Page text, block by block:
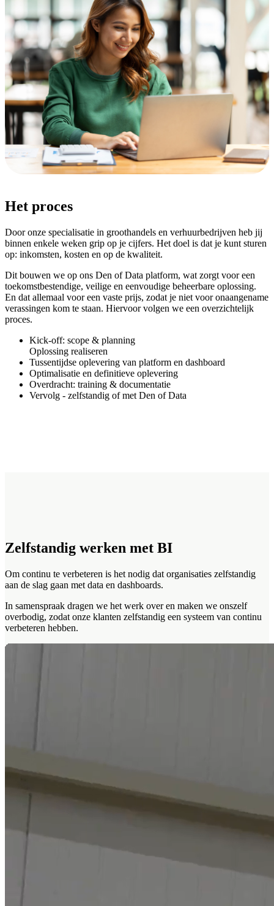
Het proces
Door onze specialisatie in groothandels en verhuurbedrijven heb jij
binnen enkele weken grip op je cijfers. Het doel is dat je kunt sturen
op: inkomsten, kosten en op de kwaliteit.
Dit bouwen we op ons Den of Data platform, wat zorgt voor een
toekomstbestendige, veilige en eenvoudige beheerbare oplossing.
En dat allemaal voor een vaste prijs, zodat je niet voor onaangename
verassingen kom te staan. Hiervoor volgen we een overzichtelijk
proces.
Kick-off: scope & planning
Oplossing realiseren
Tussentijdse oplevering van platform en dashboard
Optimalisatie en definitieve oplevering
Overdracht: training & documentatie
Vervolg - zelfstandig of met Den of Data
Zelfstandig werken met BI
Om continu te verbeteren is het nodig dat organisaties zelfstandig
aan de slag gaan met data en dashboards.
In samenspraak dragen we het werk over en maken we onszelf
overbodig, zodat onze klanten zelfstandig een systeem van continu
verbeteren hebben.